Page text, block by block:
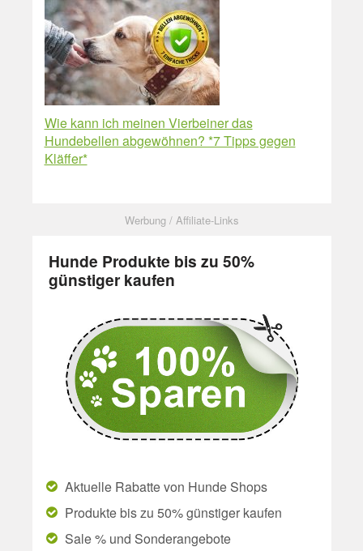
Wie kann ich meinen Vierbeiner das
Hundebellen abgewöhnen? *7 Tipps gegen
Kläffer*
Hunde Produkte bis zu 50%
günstiger kaufen
Aktuelle Rabatte von Hunde Shops
Produkte bis zu 50% günstiger kaufen
Sale % und Sonderangebote